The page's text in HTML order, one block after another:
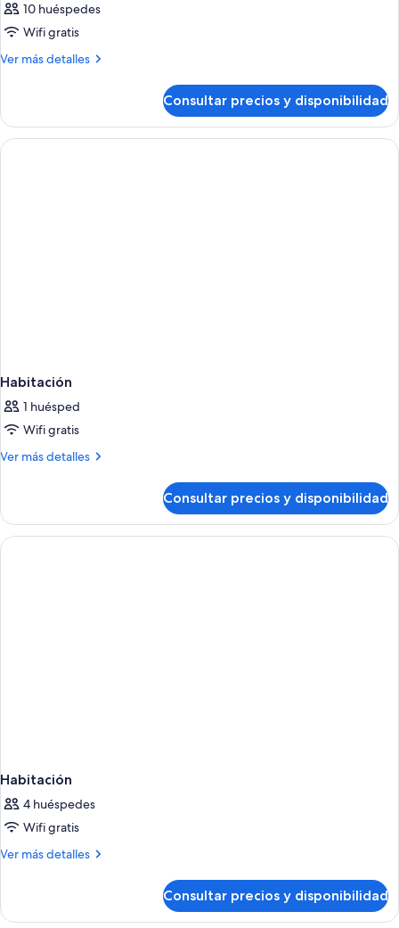
10 huéspedes
Wifi gratis
Ver más detalles
Más
Consultar precios y disponibilidad
Habitación
1 huésped
Wifi gratis
Ver más detalles
Más
Consultar precios y disponibilidad
Habitación
4 huéspedes
Wifi gratis
Ver más detalles
Más
Consultar precios y disponibilidad